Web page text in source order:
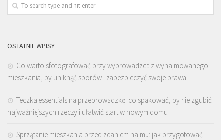
OSTATNIE WPISY
Co warto sfotografować przy wyprowadzce z wynajmowanego
mieszkania, by uniknąć sporów i zabezpieczyć swoje prawa
Teczka essentials na przeprowadzkę: co spakować, by nie zgubić
najważniejszych rzeczy i ułatwić start w nowym domu
Sprzątanie mieszkania przed zdaniem najmu: jak przygotować